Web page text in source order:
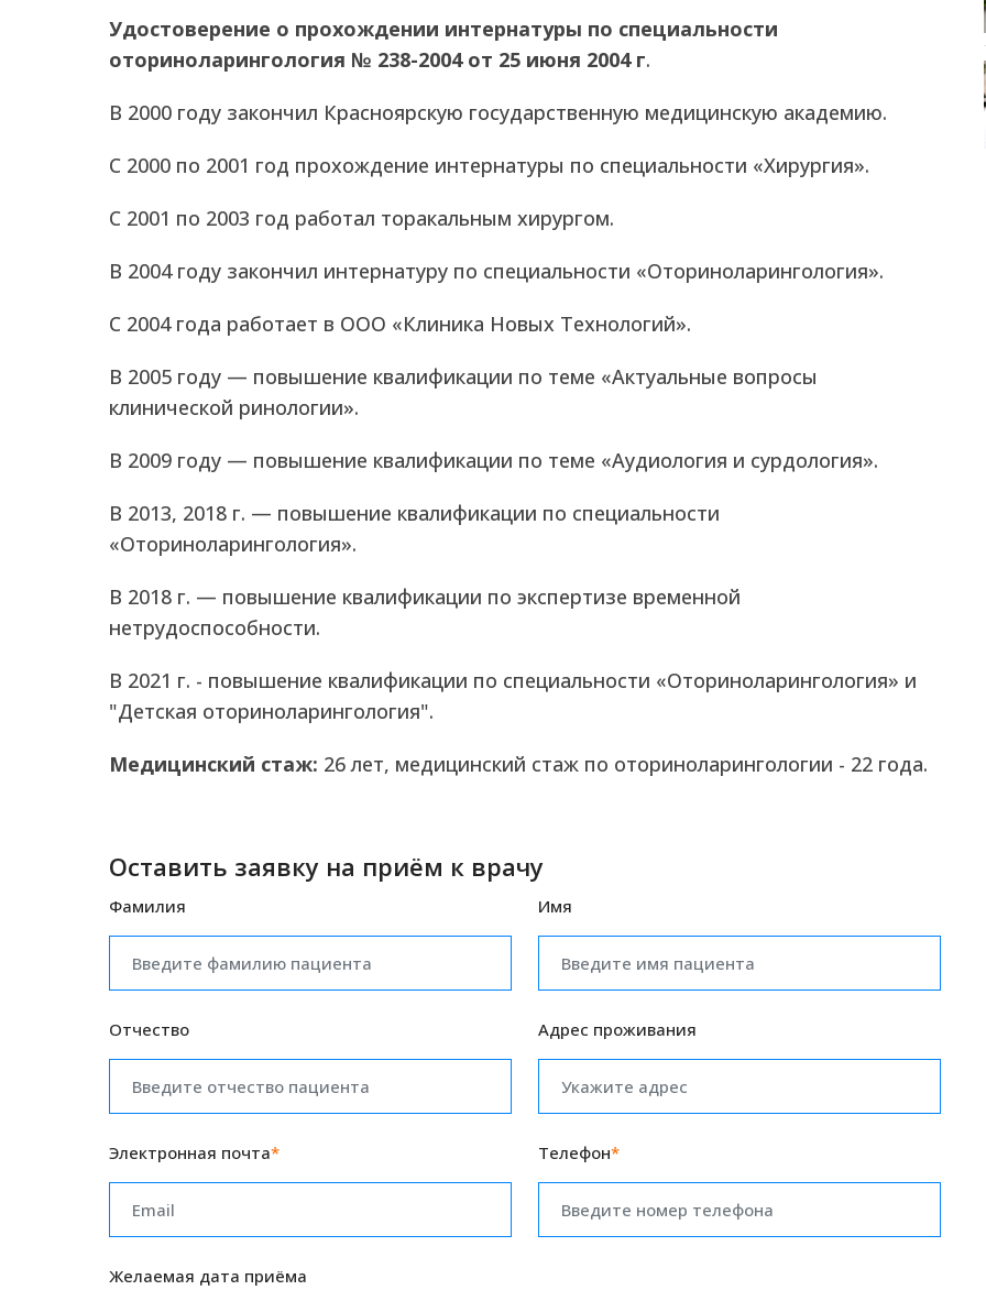
Удостоверение о прохождении интернатуры по специальности
оториноларингология № 238-2004 от 25 июня 2004 г.
В 2000 году закончил Красноярскую государственную медицинскую академию.
С 2000 по 2001 год прохождение интернатуры по специальности «Хирургия».
C 2001 по 2003 год работал торакальным хирургом.
В 2004 году закончил интернатуру по специальности «Оториноларингология».
С 2004 года работает в ООО «Клиника Новых Технологий».
В 2005 году — повышение квалификации по теме «Актуальные вопросы
клинической ринологии».
В 2009 году — повышение квалификации по теме «Аудиология и сурдология».
В 2013, 2018 г. — повышение квалификации по специальности
«Оториноларингология».
В 2018 г. — повышение квалификации по экспертизе временной
нетрудоспособности.
В 2021 г. - повышение квалификации по специальности «Оториноларингология» и
"Детская оториноларингология".
Медицинский стаж: 26 лет, медицинский стаж по оториноларингологии - 22 года.
Оставить заявку на приём к врачу
Фамилия Имя
Отчество Адрес проживания
Электронная почта* Телефон*
Желаемая дата приёма